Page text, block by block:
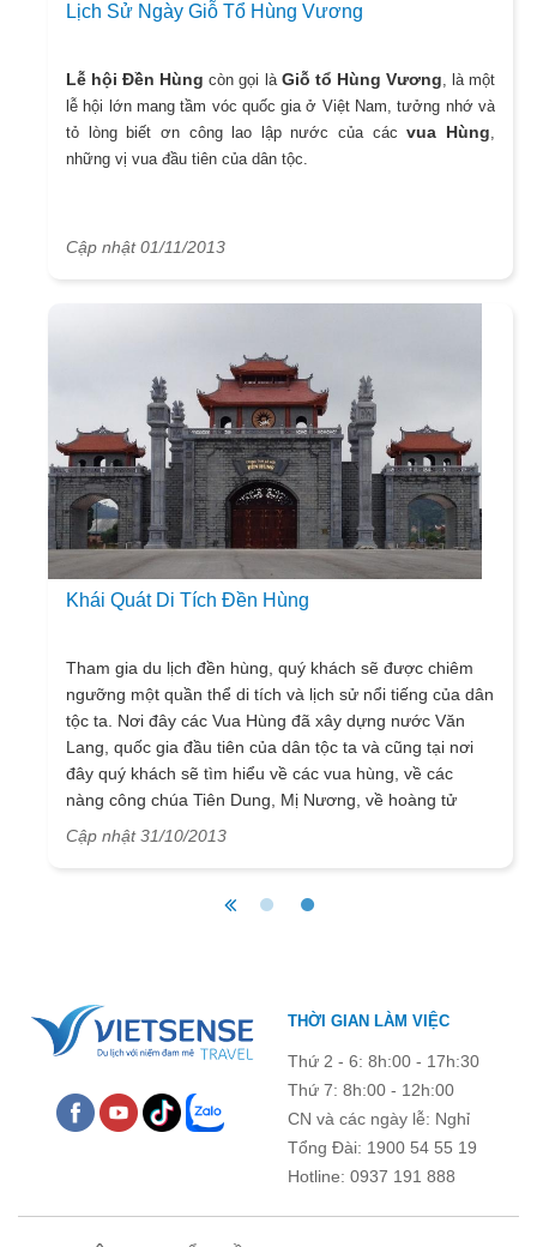
Lịch Sử Ngày Giỗ Tổ Hùng Vương
Lễ hội Đền Hùng còn gọi là Giỗ tổ Hùng Vương, là một
lễ hội lớn mang tầm vóc quốc gia ở Việt Nam, tưởng nhớ và
tỏ lòng biết ơn công lao lập nước của cácvua Hùng,
những vị vua đầu tiên của dân tộc.
Cập nhật 01/11/2013
Khái Quát Di Tích Đền Hùng
Tham gia du lịch đền hùng, quý khách sẽ được chiêm
ngưỡng một quần thể di tích và lịch sử nổi tiếng của dân
tộc ta. Nơi đây các Vua Hùng đã xây dựng nước Văn
Lang, quốc gia đầu tiên của dân tộc ta và cũng tại nơi
đây quý khách sẽ tìm hiểu về các vua hùng, về các
nàng công chúa Tiên Dung, Mị Nương, về hoàng tử
Lang Liêu với sự tích bánh chưng, bánh dày
Cập nhật 31/10/2013
THỜI GIAN LÀM VIỆC
Thứ 2 - 6: 8h:00 - 17h:30
Thứ 7: 8h:00 - 12h:00
CN và các ngày lễ: Nghỉ
Tổng Đài: 1900 54 55 19
Hotline: 0937 191 888